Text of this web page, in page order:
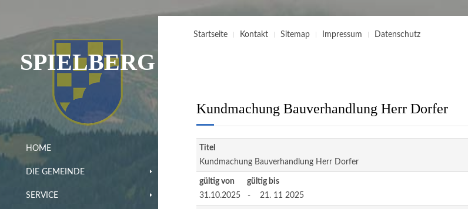
SPIELBERG
HOME
DIE GEMEINDE
SERVICE
Startseite Kontakt Sitemap Impressum Datenschutz
Kundmachung Bauverhandlung Herr Dorfer
Titel
Kundmachung Bauverhandlung Herr Dorfer
gültig von gültig bis
31.10.2025 - 21. 11 2025